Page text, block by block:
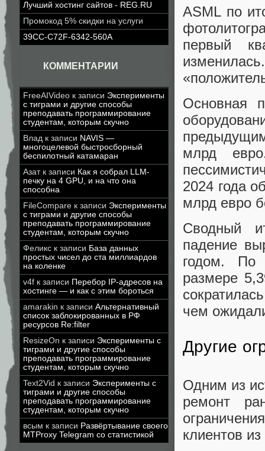
Лучший хостинг сайтов - REG.RU
Промокод 5% скидки на услуги
39CC-C72F-6342-560A
КОММЕНТАРИИ
FreeAIVideo к записи Эксперименты
с тиграми и другие способы
преподавать программирование
студентам, которым скучно
Влад к записи NAVIS —
многоцелевой быстросборный
беспилотный катамаран
Азатк записи Как я собрал LLM-
печку на 4 GPU, и на что она
способна
FileCompare к записи Эксперименты
с тиграми и другие способы
преподавать программирование
студентам, которым скучно
Феликс к записи База данных
простых чисел до ста миллиардов
на коленке
v4f к записи Перебор IP-адресов на
хостинге — и как с этим бороться
amarakin к записи Альтернативный
список заблокированных в РФ
ресурсов Re:filter
ResizeOn к записи Эксперименты с
тиграми и другие способы
преподавать программирование
студентам, которым скучно
Text2Vid к записи Эксперименты с
тиграми и другие способы
преподавать программирование
студентам, которым скучно
всым к записи Развёртывание своего
MTProxy Telegram со статистикой
ASML по
первый
Основная
млрд
2024 года
млрд евро
Сводный
падение
годом. По
размере
чем
Другие
Одним из
ремонт
клиентов